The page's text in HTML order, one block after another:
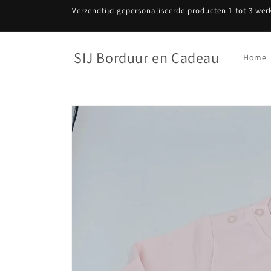
Verzendtijd gepersonaliseerde producten 1 tot 3
SIJ Borduur en Cadeau Home
Ga direct naar
productinformatie